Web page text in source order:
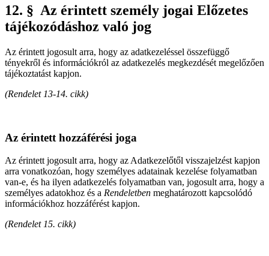
12. § Az érintett személy jogai Előzetes
tájékozódáshoz való jog
Az érintett jogosult arra, hogy az adatkezeléssel összefüggő
tényekről és információkról az adatkezelés megkezdését megelőzően
tájékoztatást kapjon.
(Rendelet 13-14. cikk)
Az érintett hozzáférési joga
Az érintett jogosult arra, hogy az Adatkezelőtől visszajelzést kapjon
arra vonatkozóan, hogy személyes adatainak kezelése folyamatban
van-e, és ha ilyen adatkezelés folyamatban van, jogosult arra, hogy a
személyes adatokhoz és a Rendeletben meghatározott kapcsolódó
információkhoz hozzáférést kapjon.
(Rendelet 15. cikk)